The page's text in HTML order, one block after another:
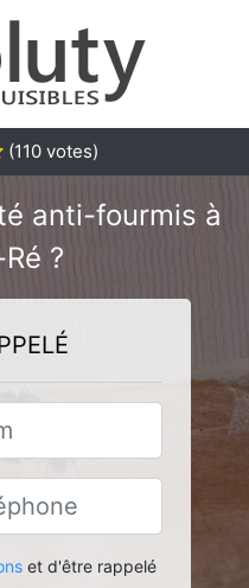
(110votes)
anti-fourmis à
?
et d'être rappelé